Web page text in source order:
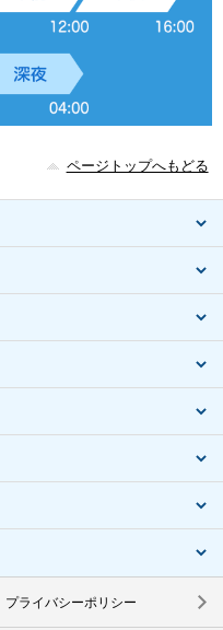
ページトップへもどる
プライバシーポリシー